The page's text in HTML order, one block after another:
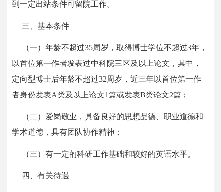
到一定出站条件可留院工作。
三、基本条件
（一）年龄不超过35周岁，取得博士学位不超过3年，
以首位第一作者发表过中科院三区及以上论文，其中，
定向型博士后年龄不超过32周岁，近三年以首位第一作
者身份发表A类及以上论文1篇或发表B类论文2篇；
（二）爱岗敬业，具备良好的思想品德、职业道德和
学术道德，具有团队协作精神；
（三）有一定的科研工作基础和较好的英语水平。
四、有关待遇